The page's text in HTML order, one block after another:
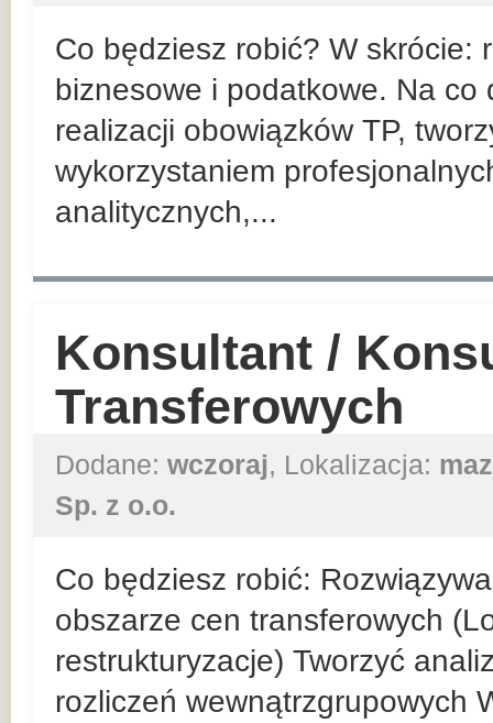
Co będziesz robić? W skrócie:
biznesowe i podatkowe. Na
realizacji obowiązków TP,
wykorzystaniem
analitycznych,...
Konsultant /
Transferowych
Dodane: wczoraj, Lokalizacja:
Sp. z o.o.
Co będziesz robić:
obszarze cen transferowych
restrukturyzacje) Tworzyć
rozliczeń wewnątrzgrupowych